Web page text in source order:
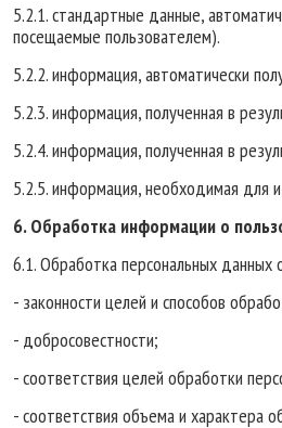
5.2.1. стандартные данные,
посещаемые пользователем).
5.2.2. информация, автоматически
5.2.3. информация, полученная в
5.2.4. информация, полученная в
5.2.5. информация, необходимая для
6. Обработка информации о
6.1. Обработка персональных данных
- законности целей и способов
- добросовестности;
- соответствия целей обработки
- соответствия объема и характера